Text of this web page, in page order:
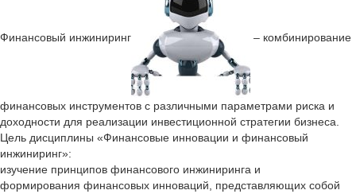
Финансовый инжиниринг – комбинирование
финансовых инструментов с различными параметрами риска и
доходности для реализации инвестиционной стратегии бизнеса.
Цель дисциплины «Финансовые инновации и финансовый
инжиниринг»:
изучение принципов финансового инжиниринга и
формирования финансовых инноваций, представляющих собой